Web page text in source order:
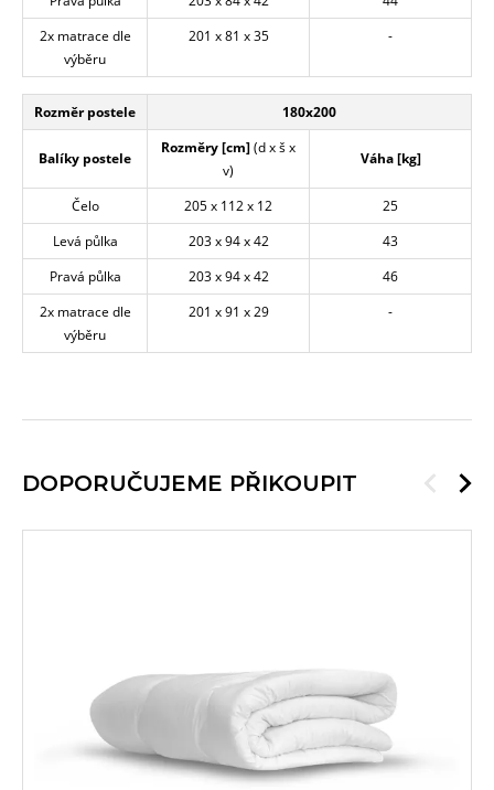
2x matrace dle
výběru
201 x 81 x 35 -
Rozměr postele 180x200
Balíky postele
Rozměry [cm](d x š x
v)
Váha [kg]
Čelo 205 x 112 x 12
25
Levá půlka
203 x 94 x 42
43
Pravá půlka
203 x 94 x 42
46
2x matrace dle
výběru
201 x 91 x 29 -
DOPORUČUJEME PŘIKOUPIT